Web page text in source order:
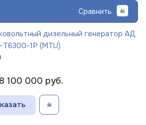
Сравнить
дизельный генератор АД
1Р (MTU)
100 000 руб.